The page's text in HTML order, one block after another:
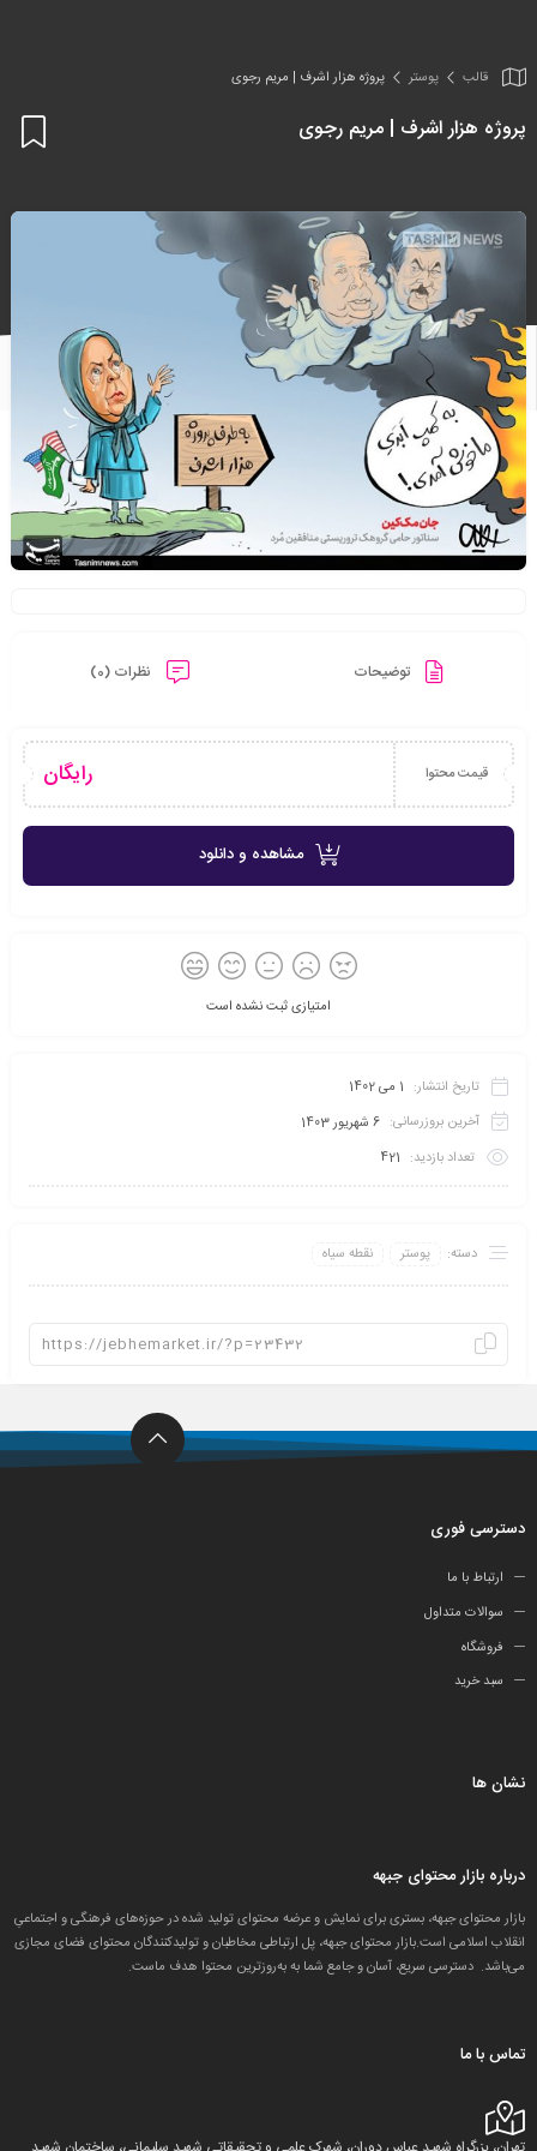
قالب پوستر پروژه هزار اشرف | مریم رجوی
پروژه هزار اشرف | مریم رجوی
توضیحات نظرات (0)
قیمت محتوا رایگان
مشاهده و دانلود
امتیازی ثبت نشده است
تاریخ انتشار: 1 می 1402
آخرین بروزرسانی: 6 شهریور 1403
تعداد بازدید: 421
دسته: پوستر نقطه سیاه
دسترسی فوری
ارتباط با ما
سوالات متداول
فروشگاه
سبد خرید
نشان ها
درباره بازار محتوای جبهه
بازار محتوای جبهه، بستری برای نمایش و عرضه محتوای تولید شده در حوزه‌های فرهنگی و اجتماعیِ
انقلاب اسلامی است.بازار محتوای جبهه، پل ارتباطی مخاطبان و تولید‌کنندگان محتوای فضای مجازی
می‌باشد. دسترسی سریع، آسان و جامع شما به به‌روزترین محتوا هدف ماست.
تماس با ما